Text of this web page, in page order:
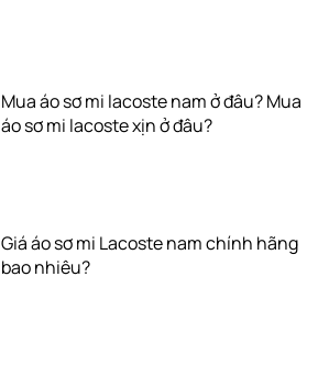
Mua áo sơ mi lacoste nam ở đâu? Mua
áo sơ mi lacoste xịn ở đâu?
Giá áo sơ mi Lacoste nam chính hãng
bao nhiêu?